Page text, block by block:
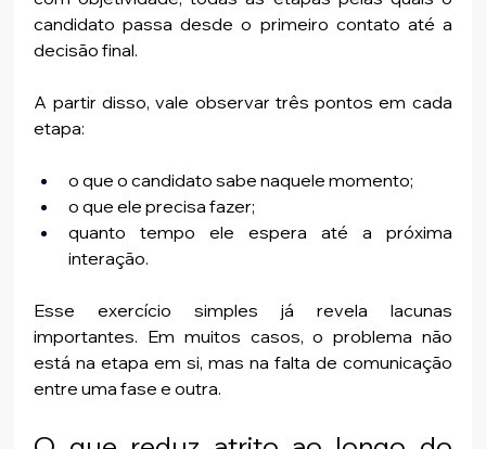
candidato passa desde o primeiro contato até a
decisão final.
A partir disso, vale observar três pontos em cada
etapa:
o que o candidato sabe naquele momento;
o que ele precisa fazer;
quanto tempo ele espera até a próxima
interação.
Esse exercício simples já revela lacunas
importantes. Em muitos casos, o problema não
está na etapa em si, mas na falta de comunicação
entre uma fase e outra.